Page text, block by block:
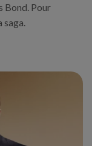
Bond. Pour